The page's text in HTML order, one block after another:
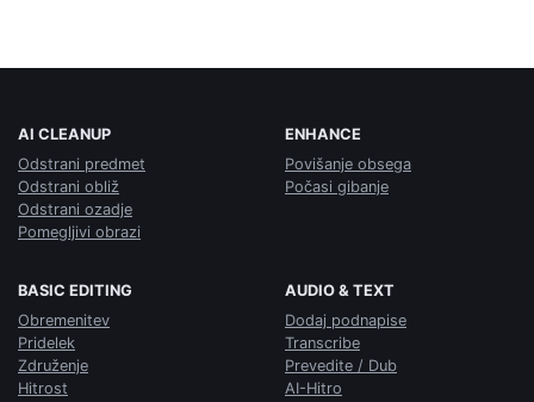
AI CLEANUP
Odstrani predmet
Odstrani obliž
Odstrani ozadje
Pomegljivi obrazi
ENHANCE
Povišanje obsega
Počasi gibanje
BASIC EDITING
Obremenitev
Pridelek
Združenje
Hitrost
AUDIO & TEXT
Dodaj podnapise
Transcribe
Prevedite / Dub
AI-Hitro